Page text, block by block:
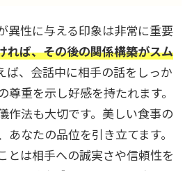
異性に与える印象は非常に重要
れば、その後の関係構築がスム
ば、会話中に相手の話をしっか
尊重を示し好感を持たれます。
作法も大切です。美しい食事の
なたの品位を引き立てます。
とは相手への誠実さや信頼性を